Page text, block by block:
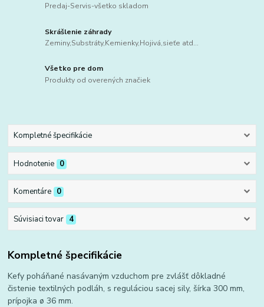
Predaj-Servis-všetko skladom
Skrášlenie záhrady
Zeminy,Substráty,Kemienky,Hojivá,sieťe atd...
Všetko pre dom
Produkty od overených značiek
Kompletné špecifikácie
Hodnotenie 0
Komentáre 0
Súvisiaci tovar 4
Kompletné špecifikácie
Kefy poháňané nasávaným vzduchom pre zvlášť dôkladné
čistenie textilných podláh, s reguláciou sacej sily, šírka 300 mm,
prípojka ø 36 mm.